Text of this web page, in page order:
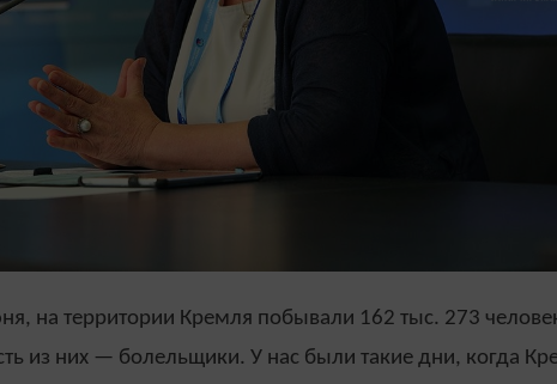
на территории Кремля побывали 162 тыс. 273
из них — болельщики. У нас были такие дни, когда